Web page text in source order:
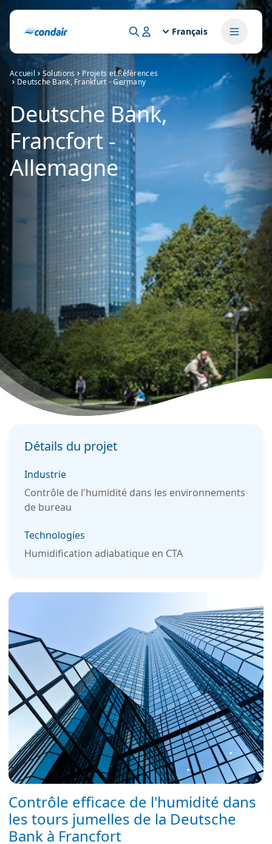
Français
Accueil Solutions
Projets et Références
Deutsche Bank, Frankfurt - Germany
Deutsche Bank,
Francfort -
Allemagne
Détails du projet
Industrie
Contrôle de l'humidité dans les environnements
de bureau
Technologies
Humidification adiabatique en CTA
Contrôle efficace de l'humidité dans
les tours jumelles de la Deutsche
Bank à Francfort